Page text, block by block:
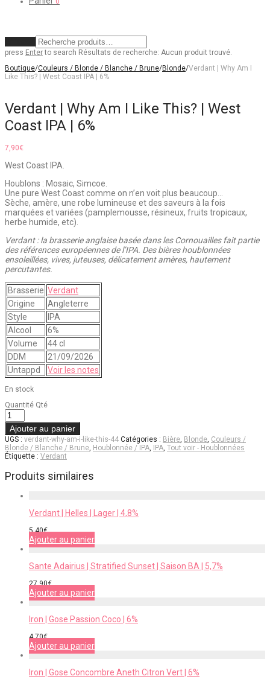
press Enterto search Résultats de recherche: Aucun produit trouvé.
Boutique/Couleurs / Blonde / Blanche / Brune/Blonde/Verdant | Why Am I
Like This? | West Coast IPA | 6%
Verdant | Why Am I Like This? | West
Coast IPA | 6%
7,90€
West Coast IPA.
Houblons : Mosaic, Simcoe.
Une pure West Coast comme on n’en voit plus beaucoup…
Sèche, amère, une robe lumineuse et des saveurs à la fois
marquées et variées (pamplemousse, résineux, fruits tropicaux,
herbe humide, etc).
Verdant : la brasserie anglaise basée dans les Cornouailles fait partie
des références européennes de l’IPA. Des bières houblonnées
ensoleillées, vives, juteuses, délicatement amères, hautement
percutantes.
Brasserie Verdant
Origine
Angleterre
Style
IPA
Alcool
6%
Volume
44 cl
DDM
21/09/2026
Untappd
Voir les notes
En stock
Quantité Qté
Ajouter au panier
UGS : verdant-why-am-i-like-this-44 Catégories : Bière, Blonde, Couleurs /
Blonde / Blanche / Brune, Houblonnée / IPA, IPA, Tout voir - Houblonnées
Étiquette : Verdant
Produits similaires
Verdant | Helles | Lager | 4,8%
5,40€
Ajouter au panier
Sante Adairius | Stratified Sunset | Saison BA | 5,7%
27,90€
Ajouter au panier
Iron | Gose Passion Coco | 6%
4,70€
Ajouter au panier
Iron | Gose Concombre Aneth Citron Vert | 6%